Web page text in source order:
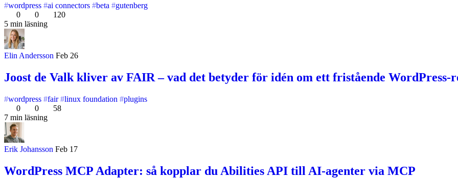
wordpress ai connectors beta
gutenberg
0
0
120
5 min läsning
Elin Andersson Feb 26
Joost de Valk kliver av FAIR – vad det betyder för idén om ett fristående WordPress-
wordpress fair linux foundation
plugins
0
0
58
7 min läsning
Erik Johansson Feb 17
WordPress MCP Adapter: så kopplar du Abilities API till AI-agenter via MCP